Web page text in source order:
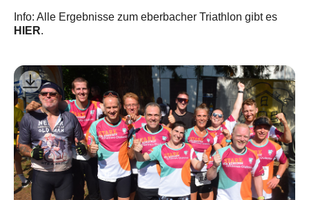
Info: Alle Ergebnisse zum eberbacher Triathlon gibt es
HIER.